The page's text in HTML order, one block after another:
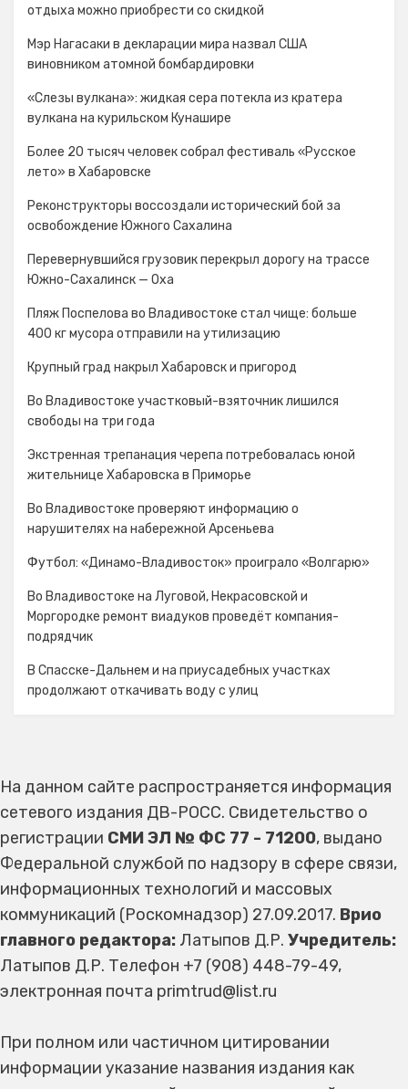
отдыха можно приобрести со скидкой
Мэр Нагасаки в декларации мира назвал США
виновником атомной бомбардировки
«Слезы вулкана»: жидкая сера потекла из кратера
вулкана на курильском Кунашире
Более 20 тысяч человек собрал фестиваль «Русское
лето» в Хабаровске
Реконструкторы воссоздали исторический бой за
освобождение Южного Сахалина
Перевернувшийся грузовик перекрыл дорогу на трассе
Южно-Сахалинск — Оха
Пляж Поспелова во Владивостоке стал чище: больше
400 кг мусора отправили на утилизацию
Крупный град накрыл Хабаровск и пригород
Во Владивостоке участковый-взяточник лишился
свободы на три года
Экстренная трепанация черепа потребовалась юной
жительнице Хабаровска в Приморье
Во Владивостоке проверяют информацию о
нарушителях на набережной Арсеньева
Футбол: «Динамо-Владивосток» проиграло «Волгарю»
Во Владивостоке на Луговой, Некрасовской и
Моргородке ремонт виадуков проведёт компания-
подрядчик
В Спасске-Дальнем и на приусадебных участках
продолжают откачивать воду с улиц
На данном сайте распространяется информация
сетевого издания ДВ-РОСС. Свидетельство о
регистрации СМИ ЭЛ № ФС 77 - 71200, выдано
Федеральной службой по надзору в сфере связи,
информационных технологий и массовых
коммуникаций (Роскомнадзор) 27.09.2017. Врио
главного редактора: Латыпов Д.Р. Учредитель:
Латыпов Д.Р. Телефон +7 (908) 448-79-49,
электронная почта primtrud@list.ru
При полном или частичном цитировании
информации указание названия издания как